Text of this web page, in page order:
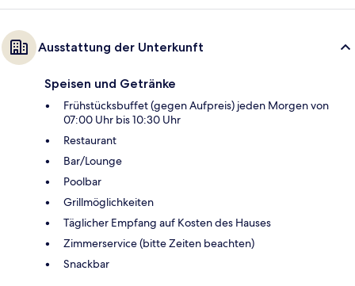
Ausstattung der Unterkunft
Speisen und Getränke
Frühstücksbuffet (gegen Aufpreis) jeden Morgen von
07:00 Uhr bis 10:30 Uhr
Restaurant
Bar/Lounge
Poolbar
Grillmöglichkeiten
Täglicher Empfang auf Kosten des Hauses
Zimmerservice (bitte Zeiten beachten)
Snackbar